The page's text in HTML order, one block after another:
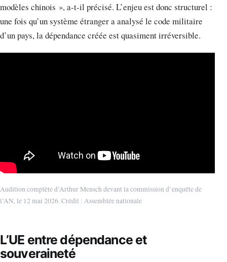
modèles chinois », a-t-il précisé. L’enjeu est donc structurel :
une fois qu’un système étranger a analysé le code militaire
d’un pays, la dépendance créée est quasiment irréversible.
Audition complète d’Arthur Mensch devant la commission d’enquête de
l’AN, le 12 mai 2026. Crédit : Assemblée nationale
L’UE entre dépendance et
souveraineté